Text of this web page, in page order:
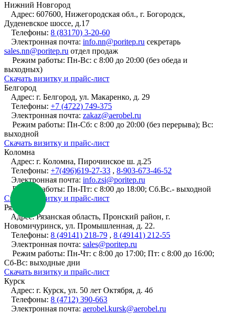
Нижний Новгород
Адрес: 607600, Нижегородская обл., г. Богородск,
Дуденевское шоссе, д.17
Телефоны: 8 (83170) 3-20-60
Электронная почта: info.nn@poritep.ru секретарь
sales.nn@poritep.ru отдел продаж
Режим работы: Пн-Вс: с 8:00 до 20:00 (без обеда и
выходных)
Cкачать визитку и прайс-лист
Белгород
Адрес: г. Белгород, ул. Макаренко, д. 29
Телефоны: +7 (4722) 749-375
Электронная почта: zakaz@aerobel.ru
Режим работы: Пн-Сб: с 8:00 до 20:00 (без перерыва); Вс:
выходной
Cкачать визитку и прайс-лист
Коломна
Адрес: г. Коломна, Пирочинское ш. д.25
Телефоны: +7(496)619-27-33 , 8-903-673-46-52
Электронная почта: info.zsi@poritep.ru
Режим работы: Пн-Пт: с 8:00 до 18:00; Сб.Вс.- выходной
Cкачать визитку и прайс-лист
Рязань
Адрес: Рязанская область, Пронский район, г.
Новомичуринск, ул. Промышленная, д. 22.
Телефоны: 8 (49141) 218-79 , 8 (49141) 212-55
Электронная почта: sales@poritep.ru
Режим работы: Пн-Чт: с 8:00 до 17:00; Пт: с 8:00 до 16:00;
Сб-Вс: выходные дни
Cкачать визитку и прайс-лист
Курск
Адрес: г. Курск, ул. 50 лет Октября, д. 4б
Телефоны: 8 (4712) 390-663
Электронная почта: aerobel.kursk@aerobel.ru